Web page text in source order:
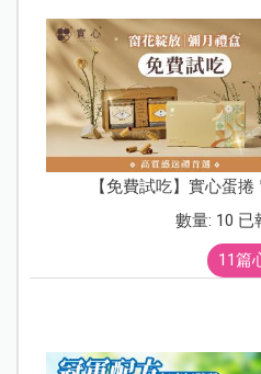
【免費試吃】實心蛋
數量: 10 已
11篇